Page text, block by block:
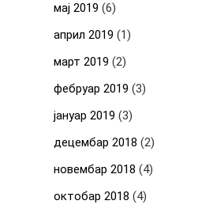
мај 2019 (6)
април 2019 (1)
март 2019 (2)
фебруар 2019 (3)
јануар 2019 (3)
децембар 2018 (2)
новембар 2018 (4)
октобар 2018 (4)